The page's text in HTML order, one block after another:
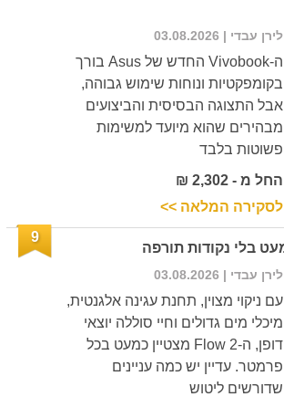
לירן עבדי | 03.08.2026
ה-Vivobook החדש של Asus בורך
בקומפקטיות ונוחות שימוש גבוהה,
אבל התצוגה הבסיסית והביצועים
מבהירים שהוא מיועד למשימות
פשוטות בלבד
החל מ - 2,302 ₪
לסקירה המלאה >>
9
לירן עבדי | 03.08.2026
עם ניקוי מצוין, תחנת עגינה אלגנטית,
מיכלי מים גדולים וחיי סוללה יוצאי
דופן, ה-Flow 2 מצטיין כמעט בכל
פרמטר. עדיין יש כמה עניינים
שדורשים ליטוש